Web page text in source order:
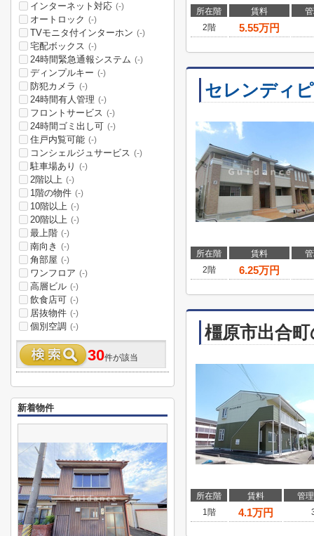
所在階 賃料
2階
5.55万円
セレンディ
所在階 賃料
2階
6.25万円
橿原市出合
所在階 賃料
管
1階
4.1万円
インターネット対応 (-)
オートロック (-)
TVモニタ付インターホン (-)
宅配ボックス (-)
24時間緊急通報システム (-)
ディンプルキー (-)
防犯カメラ (-)
24時間有人管理 (-)
フロントサービス (-)
24時間ゴミ出し可 (-)
住戸内覧可能 (-)
コンシェルジュサービス (-)
駐車場あり (-)
2階以上 (-)
1階の物件 (-)
10階以上 (-)
20階以上 (-)
最上階 (-)
南向き (-)
角部屋 (-)
ワンフロア (-)
高層ビル (-)
飲食店可 (-)
居抜物件 (-)
個別空調 (-)
30件が該当
新着物件